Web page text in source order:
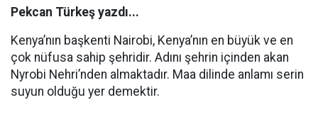
Pekcan Türkeş yazdı...
Kenya’nın başkenti Nairobi, Kenya’nın en büyük ve en
çok nüfusa sahip şehridir. Adını şehrin içinden akan
Nyrobi Nehri’nden almaktadır. Maa dilinde anlamı serin
suyun olduğu yer demektir.